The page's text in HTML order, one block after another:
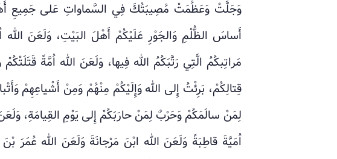
وَجَلَّتْ وَعَظُمَتْ مُصِيبَتُكَ فِي السَّماواتِ عَلى جَمِيعِ
أَساسَ الظُّلْمِ وَالجَوْرِ عَلَيْكُمْ أَهْلَ البَيْتِ، وَلَعَنَ
مَراتِبكُمُ الَّتِي رَتَّبَكُمُ الله فِيها، وَلَعَنَ الله اُمَّةً
قِتالِكُمْ، بَرِئْتُ إِلى الله وَإِلَيْكُمْ مِنْهُمْ وَمِنْ أَشْياعِهِمْ
لِمَنْ سالَمَكُمْ وَحَرْبٌ لِمَنْ حارَبَكُمْ إِلى يَوْمِ القِيامَةِ،
اُمَيَّةَ قاطِبَةً وَلَعَنَ الله ابْنَ مَرْجانَةَ وَلَعَنَ الله عُمَرَ